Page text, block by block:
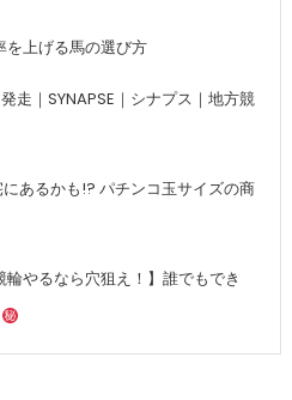
を上げる馬の選び方
走｜SYNAPSE｜シナプス｜地方競
にあるかも!? パチンコ玉サイズの商
やるなら穴狙え！】誰でもでき